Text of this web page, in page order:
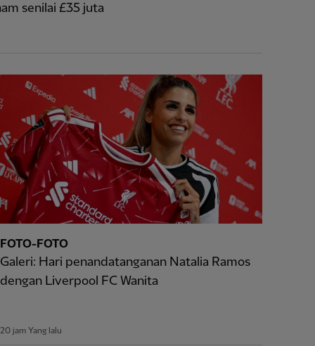
senilai £35 juta
FOTO-FOTO
Galeri: Hari penandatanganan Natalia Ramos
dengan Liverpool FC Wanita
20 jam Yang lalu